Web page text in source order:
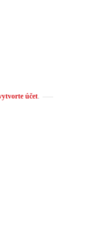
účet.